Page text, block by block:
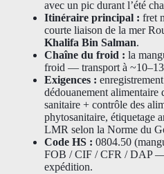
avec un pic durant l’été
Itinéraire principal : fret
courte liaison de la mer
Khalifa Bin Salman.
Chaîne du froid : la
froid — transport à ~10–13
Exigences :
dédouanement
sanitaire + contrôle des
phytosanitaire, étiquetage
LMR selon la Norme du
Code HS : 0804.50
FOB / CIF / CFR / DAP
expédition.